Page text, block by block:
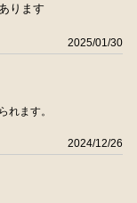
ります
2025/01/30
れます。
2024/12/26